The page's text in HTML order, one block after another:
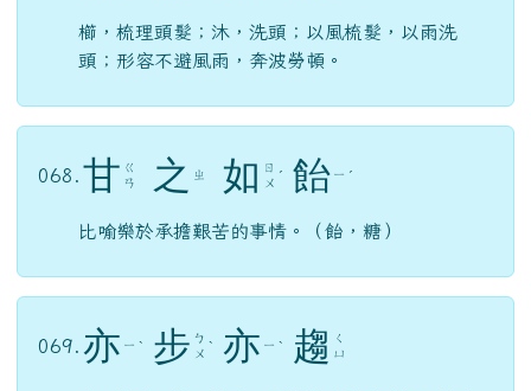
櫛，梳理頭髮；沐，洗頭；以風梳髮，以雨洗
頭；形容不避風雨，奔波勞頓。
068. 甘 ㄍ
ㄢ
之 ㄓ 如 ㄖ
ㄨ ˊ 飴 ㄧ ˊ
比喻樂於承擔艱苦的事情。（飴，糖）
069. 亦 ㄧ ˋ 步 ㄅ
ㄨ ˋ 亦 ㄧ ˋ 趨
ㄑ
ㄩ